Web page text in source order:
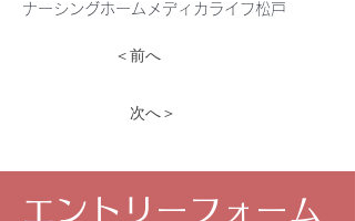
ナーシングホームメディカライフ松戸
＜前へ
次へ＞
エントリーフォーム